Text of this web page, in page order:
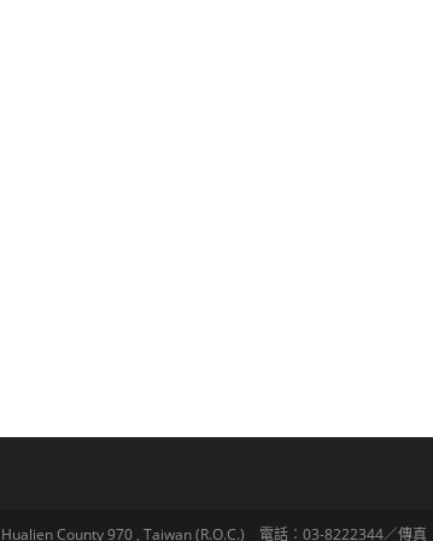
County 970 , Taiwan (R.O.C.) 電話：03-8222344／傳